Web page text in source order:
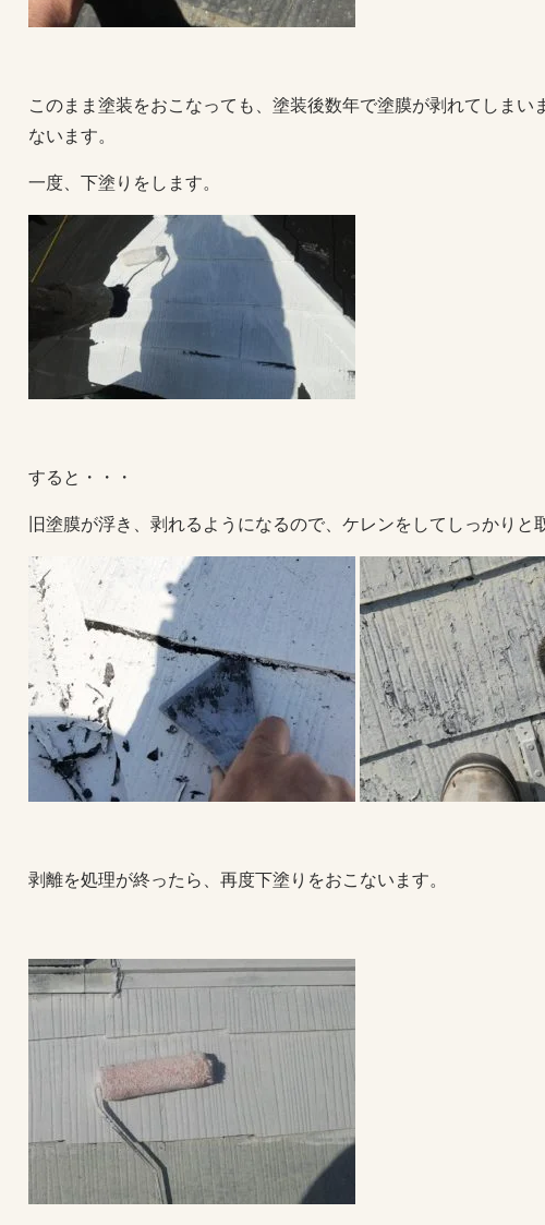
このまま塗装をおこなっても、塗装後数年で塗膜が剥れてしまい
ないます。
一度、下塗りをします。
すると・・・
旧塗膜が浮き、剥れるようになるので、ケレンをしてしっかりと
剥離を処理が終ったら、再度下塗りをおこないます。